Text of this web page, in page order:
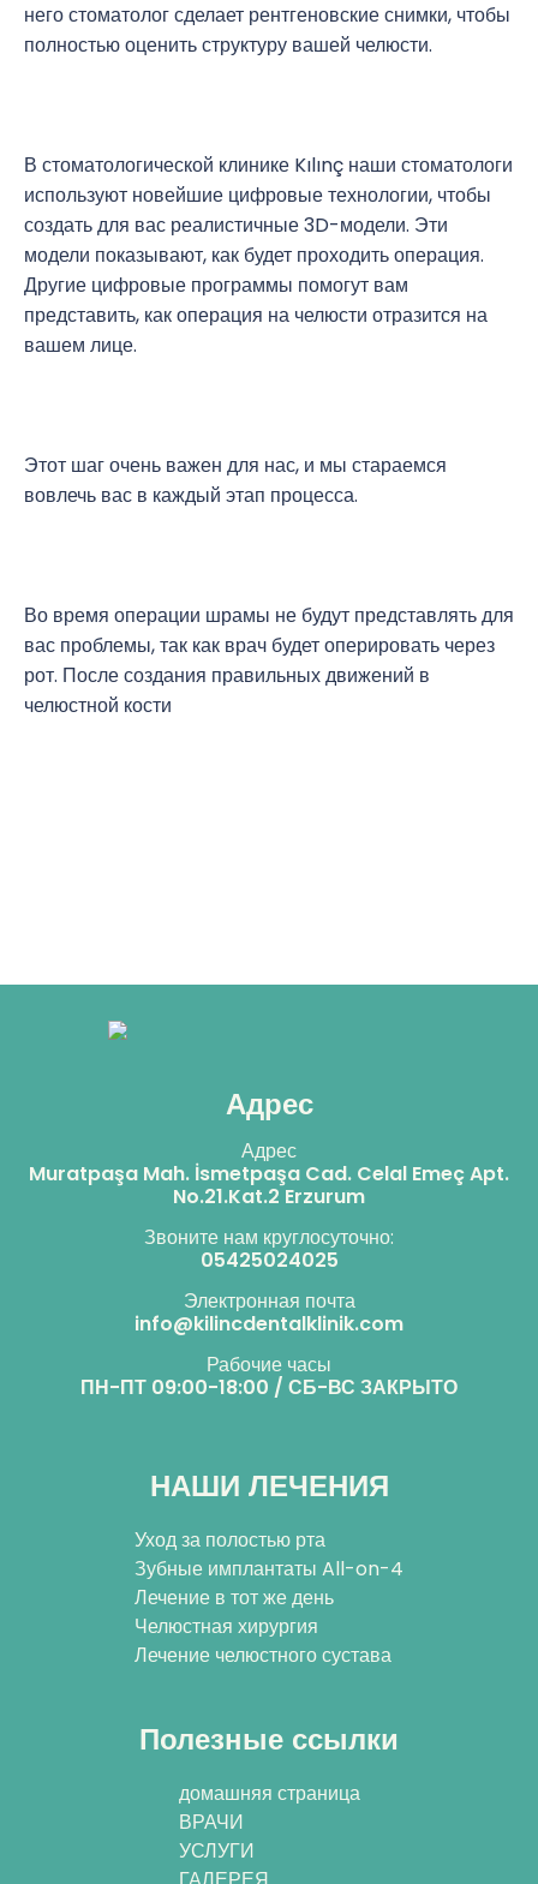
него стоматолог сделает рентгеновские снимки, чтобы
полностью оценить структуру вашей челюсти.
В стоматологической клинике Kılınç наши стоматологи
используют новейшие цифровые технологии, чтобы
создать для вас реалистичные 3D-модели. Эти
модели показывают, как будет проходить операция.
Другие цифровые программы помогут вам
представить, как операция на челюсти отразится на
вашем лице.
Этот шаг очень важен для нас, и мы стараемся
вовлечь вас в каждый этап процесса.
Во время операции шрамы не будут представлять для
вас проблемы, так как врач будет оперировать через
рот. После создания правильных движений в
челюстной кости
Адрес
Адрес
Muratpaşa Mah. İsmetpaşa Cad. Celal Emeç Apt.
No.21.Kat.2 Erzurum
Звоните нам круглосуточно:
05425024025
Электронная почта
info@kilincdentalklinik.com
Рабочие часы
ПН-ПТ 09:00-18:00 / СБ-ВС ЗАКРЫТО
НАШИ ЛЕЧЕНИЯ
Уход за полостью рта
Зубные имплантаты All-on-4
Лечение в тот же день
Челюстная хирургия
Лечение челюстного сустава
Полезные ссылки
домашняя страница
ВРАЧИ
УСЛУГИ